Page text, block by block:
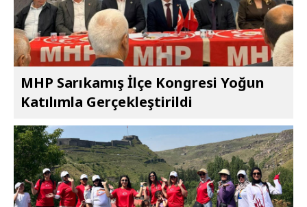
MHP Sarıkamış İlçe Kongresi Yoğun
Katılımla Gerçekleştirildi